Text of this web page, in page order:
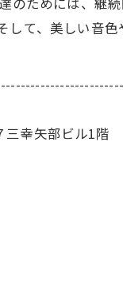
て、美しい音
三幸矢部ビル1階